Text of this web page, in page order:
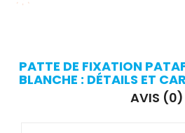
PATTE DE FIXATION
BLANCHE : DÉTAILS ET
AVIS (0)